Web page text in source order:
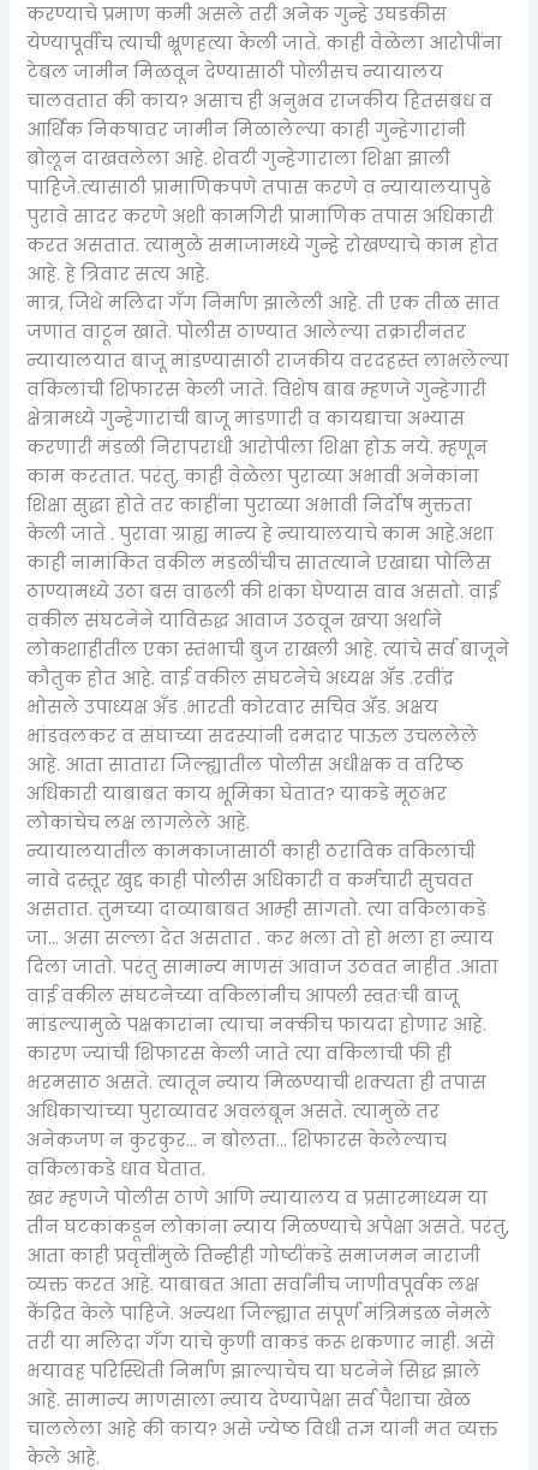
करण्याचे प्रमाण कमी असले तरी अनेक गुन्हे उघडकीस
येण्यापूर्वीच त्याची भ्रूणहत्या केली जाते. काही वेळेला आरोपींना
टेबल जामीन मिळवून देण्यासाठी पोलीसच न्यायालय
चालवतात की काय? असाच ही अनुभव राजकीय हितसंबंध व
आर्थिक निकषावर जामीन मिळालेल्या काही गुन्हेगारांनी
बोलून दाखवलेला आहे. शेवटी गुन्हेगाराला शिक्षा झाली
पाहिजे.त्यासाठी प्रामाणिकपणे तपास करणे व न्यायालयापुढे
पुरावे सादर करणे अशी कामगिरी प्रामाणिक तपास अधिकारी
करत असतात. त्यामुळे समाजामध्ये गुन्हे रोखण्याचे काम होत
आहे. हे त्रिवार सत्य आहे.
मात्र, जिथे मलिदा गॅंग निर्माण झालेली आहे. ती एक तीळ सात
जणांत वाटून खाते. पोलीस ठाण्यात आलेल्या तक्रारीनंतर
न्यायालयात बाजू मांडण्यासाठी राजकीय वरदहस्त लाभलेल्या
वकिलांची शिफारस केली जाते. विशेष बाब म्हणजे गुन्हेगारी
क्षेत्रामध्ये गुन्हेगारांची बाजू मांडणारी व कायद्याचा अभ्यास
करणारी मंडळी निरापराधी आरोपीला शिक्षा होऊ नये. म्हणून
काम करतात. परंतु, काही वेळेला पुराव्या अभावी अनेकांना
शिक्षा सुद्धा होते तर काहींना पुराव्या अभावी निर्दोष मुक्तता
केली जाते . पुरावा ग्राह्य मान्य हे न्यायालयाचे काम आहे.अशा
काही नामांकित वकील मंडळींचीच सातत्याने एखाद्या पोलिस
ठाण्यामध्ये उठा बस वाढली की शंका घेण्यास वाव असतो. वाई
वकील संघटनेने याविरुद्ध आवाज उठवून खऱ्या अर्थाने
लोकशाहीतील एका स्तंभाची बुज राखली आहे. त्यांचे सर्व बाजूने
कौतुक होत आहे. वाई वकील संघटनेचे अध्यक्ष ॲड .रवींद्र
भोसले उपाध्यक्ष अँड .भारती कोरवार सचिव ॲड. अक्षय
भांडवलकर व संघाच्या सदस्यांनी दमदार पाऊल उचललेले
आहे. आता सातारा जिल्ह्यातील पोलीस अधीक्षक व वरिष्ठ
अधिकारी याबाबत काय भूमिका घेतात? याकडे मूठभर
लोकांचेच लक्ष लागलेले आहे.
न्यायालयातील कामकाजासाठी काही ठराविक वकिलांची
नावे दस्तूर खुद्द काही पोलीस अधिकारी व कर्मचारी सुचवत
असतात. तुमच्या दाव्याबाबत आम्ही सांगतो. त्या वकिलाकडे
जा… असा सल्ला देत असतात . कर भला तो हो भला हा न्याय
दिला जातो. परंतु सामान्य माणसं आवाज उठवत नाहीत .आता
वाई वकील संघटनेच्या वकिलांनीच आपली स्वतःची बाजू
मांडल्यामुळे पक्षकारांना त्याचा नक्कीच फायदा होणार आहे.
कारण ज्यांची शिफारस केली जाते त्या वकिलांची फी ही
भरमसाठ असते. त्यातून न्याय मिळण्याची शक्यता ही तपास
अधिकाऱ्यांच्या पुराव्यावर अवलंबून असते. त्यामुळे तर
अनेकजण न कुरकुर… न बोलता… शिफारस केलेल्याच
वकिलाकडे धाव घेतात.
खरं म्हणजे पोलीस ठाणे आणि न्यायालय व प्रसारमाध्यम या
तीन घटकांकडून लोकांना न्याय मिळण्याचे अपेक्षा असते. परंतु,
आता काही प्रवृत्तींमुळे तिन्हीही गोष्टींकडे समाजमन नाराजी
व्यक्त करत आहे. याबाबत आता सर्वांनीच जाणीवपूर्वक लक्ष
केंद्रित केले पाहिजे. अन्यथा जिल्ह्यात संपूर्ण मंत्रिमंडळ नेमले
तरी या मलिदा गॅंग यांचे कुणी वाकडं करू शकणार नाही. असे
भयावह परिस्थिती निर्माण झाल्याचेच या घटनेने सिद्ध झाले
आहे. सामान्य माणसाला न्याय देण्यापेक्षा सर्व पैशाचा खेळ
चाललेला आहे की काय? असे ज्येष्ठ विधी तज्ञ यांनी मत व्यक्त
केले आहे.